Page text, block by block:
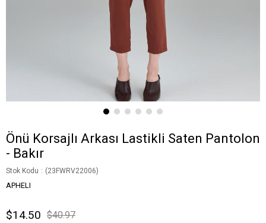
Önü Korsajlı Arkası Lastikli Saten Pantolon
- Bakır
Stok Kodu (23FWRV22006)
APHELI
$40.97
$14.50